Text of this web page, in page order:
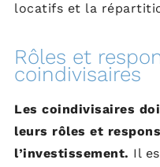
locatifs et la
Rôles et
coindivisaires
Les coindivisaires
leurs rôles et
l’investissement. Il